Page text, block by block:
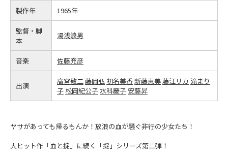
製作年 1965年
監督・脚
本
湯浅浪男
音楽 佐藤充彦
出演 高宮敬二藤岡弘 初名美香新藤恵美藤江リカ 滝まり
子松岡紀公子水科慶子 安藤昇
ヤサがあっても帰るもんか！放浪の血が騒ぐ非行の少女たち！
大ヒット作「血と掟」に続く「掟」シリーズ第二弾！